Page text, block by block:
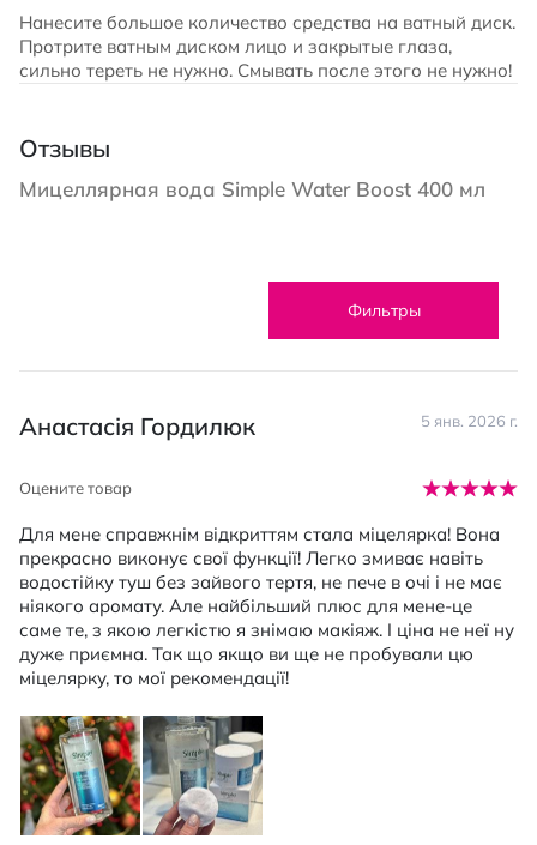
Нанесите большое количество средства на ватный диск.
Протрите ватным диском лицо и закрытые глаза,
сильно тереть не нужно. Смывать после этого не нужно!
Отзывы
Мицеллярная вода Simple Water Boost 400 мл
Фильтры
Анастасія Гордилюк 5 янв. 2026 г.
Оцените товар
Для мене справжнім відкриттям стала міцелярка! Вона
прекрасно виконує свої функції! Легко змиває навіть
водостійку туш без зайвого тертя, не пече в очі і не має
ніякого аромату. Але найбільший плюс для мене-це
саме те, з якою легкістю я знімаю макіяж. І ціна не неї ну
дуже приємна. Так що якщо ви ще не пробували цю
міцелярку, то мої рекомендації!